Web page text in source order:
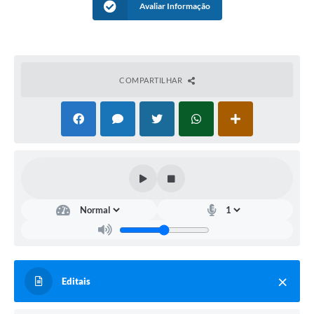
Avaliar Informação
COMPARTILHAR
Editais